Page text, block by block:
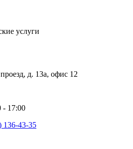
услуги
д. 13а, офис 12
- 17:00
136-43-35